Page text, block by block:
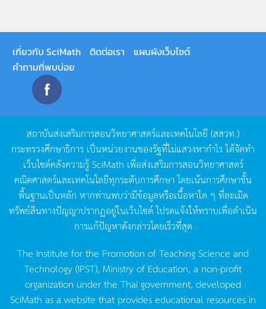
เกี่ยวกับ SciMath ติดต่อเรา
แผนผังเว็บไซต์
คำถามที่พบบ่อย
สถาบันส่งเสริมการสอนวิทยาศาสตร์และเทคโนโลยี (สสวท.)
กระทรวงศึกษาธิการ เป็นหน่วยงานของรัฐที่ไม่แสวงหากำไรได้จัดทำ
เว็บไซต์คลังความรู้SciMath เพื่อส่งเสริมการสอนวิทยาศาสตร์
คณิตศาสตร์และเทคโนโลยีทุกระดับการศึกษา โดยเน้นการศึกษาขั้น
พื้นฐานเป็นหลัก หากท่านพบว่ามีข้อมูลหรือเนื้อหาใด ๆ ที่ละเมิด
ทรัพย์สินทางปัญญาปรากฏอยู่ในเว็บไซต์โปรดแจ้งให้ทราบเพื่อดำเนิน
การแก้ปัญหาดังกล่าวโดยเร็วที่สุด
The Institute for the Promotion of Teaching Science and
Technology (IPST), Ministry of Education, a non-profit
organization under the Thai government, developed
SciMath as a website that provides educational resources in